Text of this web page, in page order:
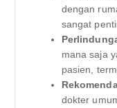
dengan
sangat
mana saja
pasien,
dokter